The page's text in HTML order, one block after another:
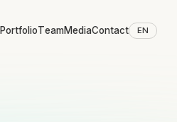
PortfolioTeamMediaContact EN